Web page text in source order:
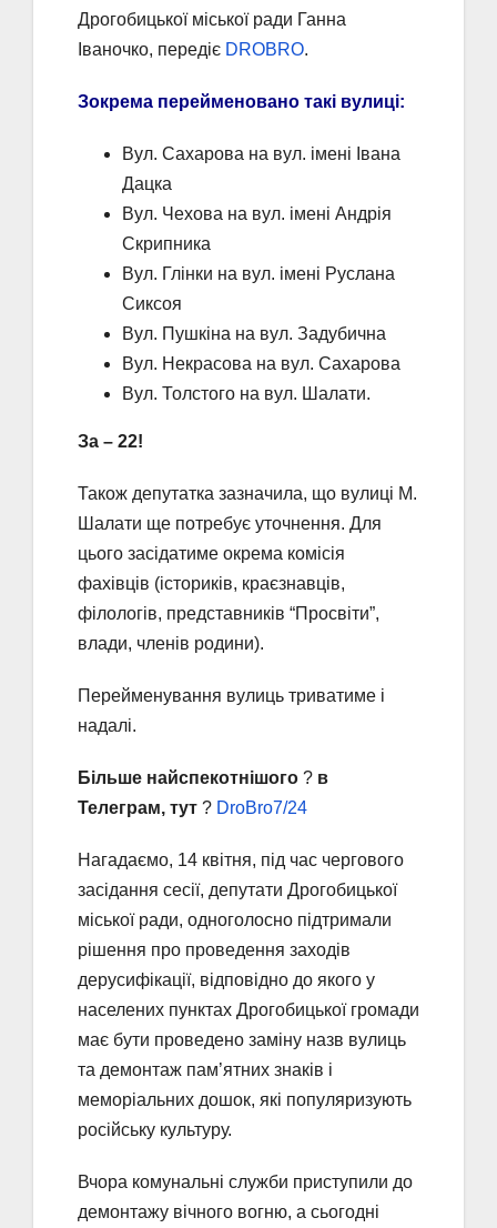
Дрогобицької міської ради Ганна
Іваночко, передіє DROBRO.
Зокрема перейменовано такі вулиці:
Вул. Сахарова на вул. імені Івана
Дацка
Вул. Чехова на вул. імені Андрія
Скрипника
Вул. Глінки на вул. імені Руслана
Сиксоя
Вул. Пушкіна на вул. Задубична
Вул. Некрасова на вул. Сахарова
Вул. Толстого на вул. Шалати.
За – 22!
Також депутатка зазначила, що вулиці М.
Шалати ще потребує уточнення. Для
цього засідатиме окрема комісія
фахівців (істориків, краєзнавців,
філологів, представників “Просвіти”,
влади, членів родини).
Перейменування вулиць триватиме і
надалі.
Більше найспекотнішого ? в
Телеграм, тут ? DroBro7/24
Нагадаємо, 14 квітня, під час чергового
засідання сесії, депутати Дрогобицької
міської ради, одноголосно підтримали
рішення про проведення заходів
дерусифікації, відповідно до якого у
населених пунктах Дрогобицької громади
має бути проведено заміну назв вулиць
та демонтаж пам’ятних знаків і
меморіальних дошок, які популяризують
російську культуру.
Вчора комунальні служби приступили до
демонтажу вічного вогню, а сьогодні